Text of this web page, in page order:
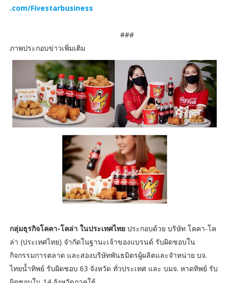
.com/Fivestarbusiness
###
ภาพประกอบข่าวเพิ่มเติม
กลุ่มธุรกิจโคคา-โคล่า ในประเทศไทย ประกอบด้วย บริษัท โคคา-โค
ล่า (ประเทศไทย) จำกัดในฐานะเจ้าของแบรนด์ รับผิดชอบใน
กิจกรรมการตลาด และสองบริษัทพันธมิตรผู้ผลิตและจำหน่าย บจ.
ไทยน้ำทิพย์ รับผิดชอบ 63 จังหวัด ทั่วประเทศ และ บมจ. หาดทิพย์ รับ